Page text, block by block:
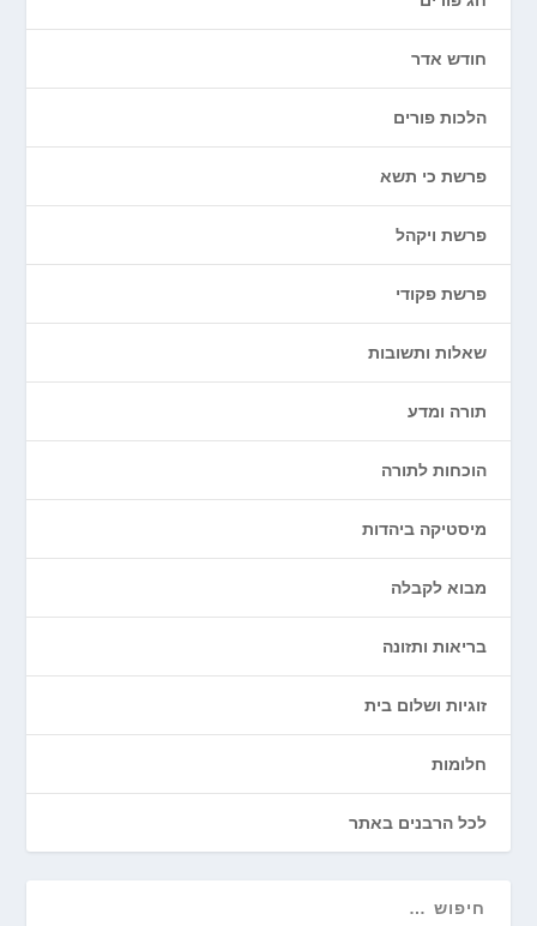
חודש אדר
הלכות פורים
פרשת כי תשא
פרשת ויקהל
פרשת פקודי
שאלות ותשובות
תורה ומדע
הוכחות לתורה
מיסטיקה ביהדות
מבוא לקבלה
בריאות ותזונה
זוגיות ושלום בית
חלומות
לכל הרבנים באתר